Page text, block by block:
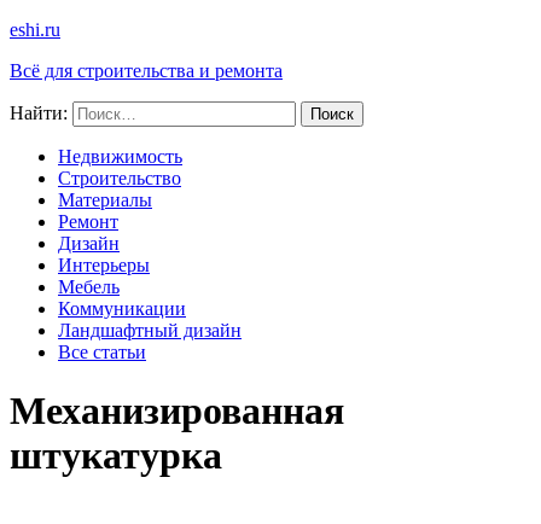
eshi.ru
Всё для строительства и ремонта
Найти:
Недвижимость
Строительство
Материалы
Ремонт
Дизайн
Интерьеры
Мебель
Коммуникации
Ландшафтный дизайн
Все статьи
Механизированная
штукатурка